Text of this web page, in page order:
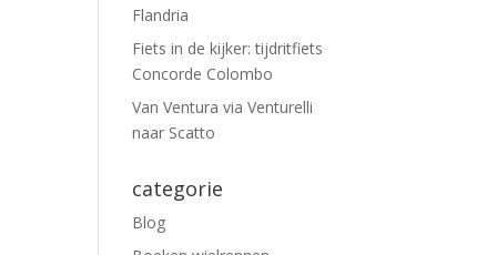
Flandria
Fiets in de kijker: tijdritfiets
Concorde Colombo
Van Ventura via Venturelli
naar Scatto
categorie
Blog